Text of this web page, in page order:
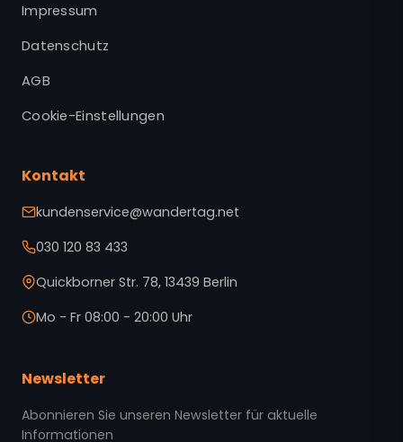
Impressum
Datenschutz
AGB
Cookie-Einstellungen
Kontakt
kundenservice@wandertag.net
030 120 83 433
Quickborner Str. 78, 13439 Berlin
Mo - Fr 08:00 - 20:00 Uhr
Newsletter
Abonnieren Sie unseren Newsletter für aktuelle
Informationen